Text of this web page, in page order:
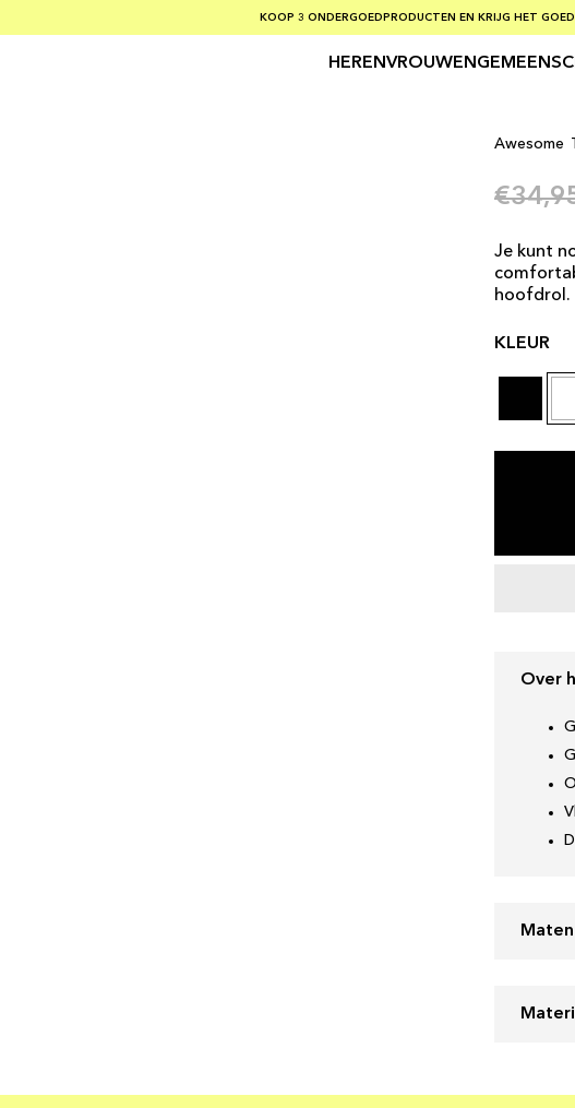
KOOP 3 ONDERGOEDPRODUCTEN EN KRIJG HET
GRATIS VERZENDING BIJ BESTELLINGEN
VEILIG BETALEN MET KLARNA
HERENVROUWEN
Awesome
Je kunt
hoofdrol.
KLEUR
Over
Maten